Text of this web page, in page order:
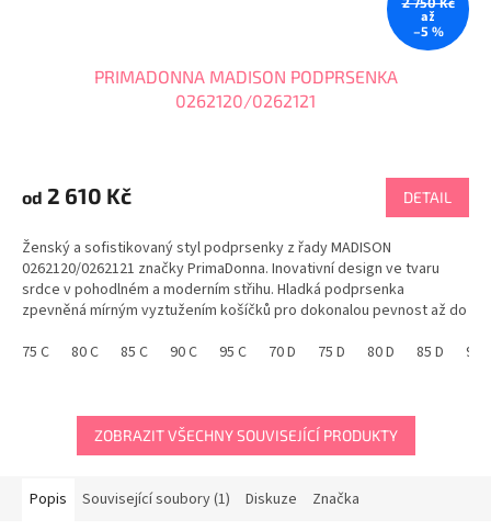
až
–5 %
PRIMADONNA MADISON PODPRSENKA
0262120/0262121
od 2 610 Kč DETAIL
Ženský a sofistikovaný styl podprsenky z řady MADISON
0262120/0262121 značky PrimaDonna. Inovativní design ve tvaru
srdce v pohodlném a moderním střihu. Hladká podprsenka
zpevněná mírným vyztužením košíčků pro dokonalou pevnost až do
75 C
80 C 85 C 90 C 95 C 70 D 75 D 80 D 85 D 90
ZOBRAZIT VŠECHNY SOUVISEJÍCÍ PRODUKTY
Popis Související soubory (1) Diskuze Značka